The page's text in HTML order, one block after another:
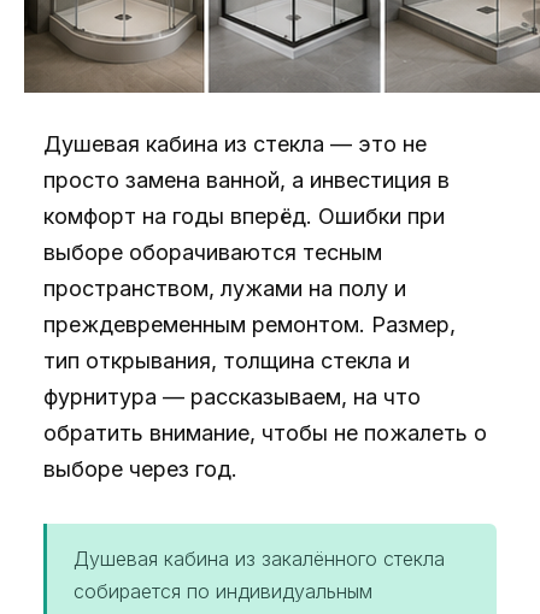
Душевая кабина из стекла — это не
просто замена ванной, а инвестиция в
комфорт на годы вперёд. Ошибки при
выборе оборачиваются тесным
пространством, лужами на полу и
преждевременным ремонтом. Размер,
тип открывания, толщина стекла и
фурнитура — рассказываем, на что
обратить внимание, чтобы не пожалеть о
выборе через год.
Душевая кабина из закалённого стекла
собирается по индивидуальным